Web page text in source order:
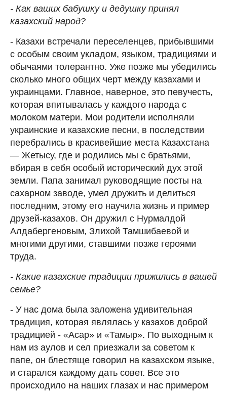
- Как ваших бабушку и дедушку принял
казахский народ?
- Казахи встречали переселенцев, прибывшими
с особым своим укладом, языком, традициями и
обычаями толерантно. Уже позже мы убедились
сколько много общих черт между казахами и
украинцами. Главное, наверное, это певучесть,
которая впитывалась у каждого народа с
молоком матери. Мои родители исполняли
украинские и казахские песни, в последствии
перебрались в красивейшие места Казахстана
— Жетысу, где и родились мы с братьями,
вбирая в себя особый исторический дух этой
земли. Папа занимал руководящие посты на
сахарном заводе, умел дружить и делиться
последним, этому его научила жизнь и пример
друзей-казахов. Он дружил с Нурмалдой
Алдабергеновым, Злихой Тамшибаевой и
многими другими, ставшими позже героями
труда.
- Какие казахские традиции прижились в вашей
семье?
- У нас дома была заложена удивительная
традиция, которая являлась у казахов доброй
традицией - «Асар» и «Тамыр». По выходным к
нам из аулов и сел приезжали за советом к
папе, он блестяще говорил на казахском языке,
и старался каждому дать совет. Все это
происходило на наших глазах и нас примером